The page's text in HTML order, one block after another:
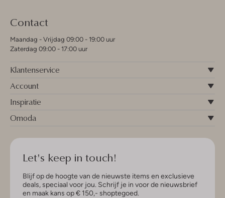
Contact
Maandag - Vrijdag 09:00 - 19:00 uur
Zaterdag 09:00 - 17:00 uur
Klantenservice
Account
Inspiratie
Omoda
Let's keep in touch!
Blijf op de hoogte van de nieuwste items en exclusieve
deals, speciaal voor jou. Schrijf je in voor de nieuwsbrief
en maak kans op € 150,- shoptegoed.